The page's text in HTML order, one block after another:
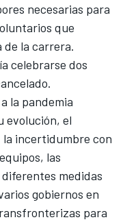
necesarias para
que
la carrera.
celebrarse dos
la pandemia
evolución, el
la incertidumbre con
las
medidas
gobiernos en
para